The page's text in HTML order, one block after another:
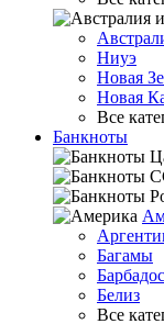
Ниуэ
Новая
Новая
Все
Банкноты
Багамы
Барбадос
Белиз
Все